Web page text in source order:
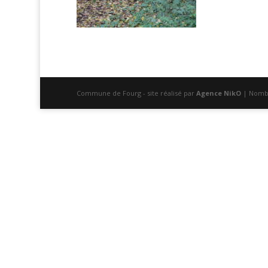
Commune de Fourg - site réalisé par Agence NikO|